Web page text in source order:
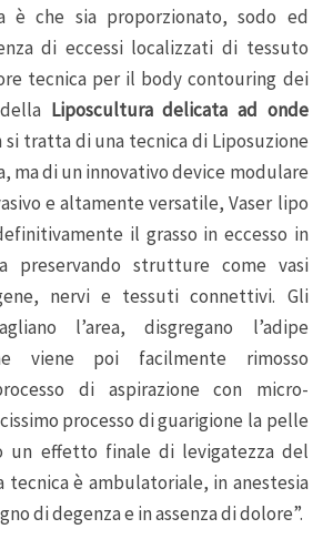
è che sia proporzionato, sodo ed
di eccessi localizzati di tessuto
tecnica per il body contouring dei
Liposcultura delicata ad onde
si tratta di una tecnica di Liposuzione
ma di un innovativo device modulare
e altamente versatile, Vaser lipo
il grasso in eccesso in
preservando strutture come vasi
nervi e tessuti connettivi. Gli
l’area, disgregano l’adipe
viene poi facilmente rimosso
di aspirazione con micro-
processo di guarigione la pelle
un effetto finale di levigatezza del
è ambulatoriale, in anestesia
di degenza e in assenza di dolore”.